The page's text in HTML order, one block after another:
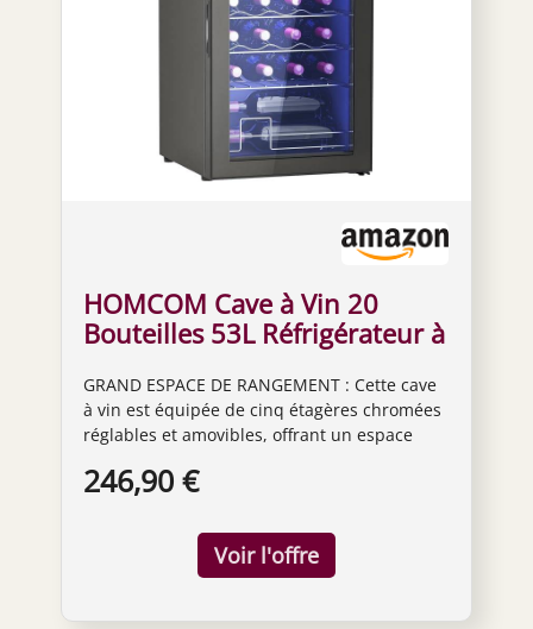
HOMCOM Cave à Vin 20
Bouteilles 53L Réfrigérateur à
GRAND ESPACE DE RANGEMENT : Cette cave
à vin est équipée de cinq étagères chromées
réglables et amovibles, offrant un espace
boissons préférées organisées et à portée de
d'un compresseur performant, ce
réfrigérateur à vin garantit un
refroidissement rapide et silencieux,
246,90 €